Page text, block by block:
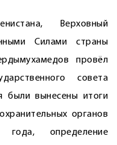
Верховный
Силами страны
провёл
совета
были вынесены итоги
органов
определение